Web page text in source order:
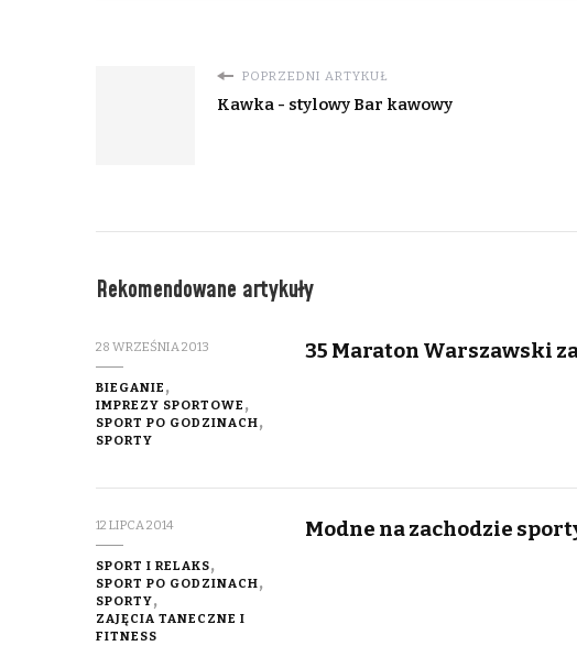
POPRZEDNI ARTYKUŁ
Kawka - stylowy Bar kawowy
Rekomendowane artykuły
28 WRZEŚNIA 2013
BIEGANIE
IMPREZY SPORTOWE
SPORT PO GODZINACH
SPORTY
35 Maraton Warszawski
12 LIPCA 2014
SPORT I RELAKS
SPORT PO GODZINACH
SPORTY
ZAJĘCIA TANECZNE I
FITNESS
Modne na zachodzie